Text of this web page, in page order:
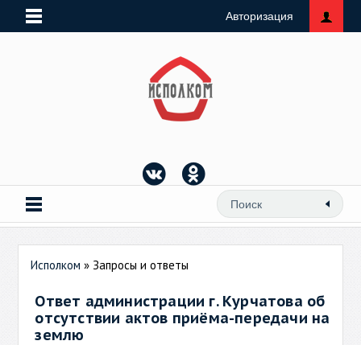
Авторизация
Исполком » Запросы и ответы
Ответ администрации г. Курчатова об
отсутствии актов приёма-передачи на
землю